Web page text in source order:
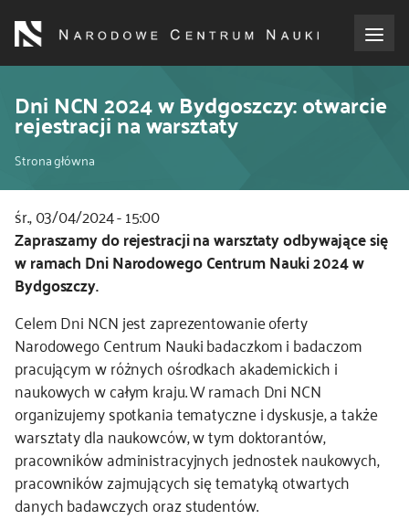
treści
o NCN
dla wnioskodawców
dla realizujących projekty
dla ekspertów
efekty NCN
współpraca międzynarodowa
nagroda NCN
kontakt
Dni NCN 2024 w Bydgoszczy: otwarcie
rejestracji na warsztaty
Ścieżka
nawigacyjna
Strona główna
śr., 03/04/2024 - 15:00
Kod
CSS
i
Zapraszamy do rejestracji na warsztaty odbywające się
w ramach Dni Narodowego Centrum Nauki 2024 w
Bydgoszczy.
Celem Dni NCN jest zaprezentowanie oferty
Narodowego Centrum Nauki badaczkom i badaczom
pracującym w różnych ośrodkach akademickich i
naukowych w całym kraju. W ramach Dni NCN
organizujemy spotkania tematyczne i dyskusje, a także
warsztaty dla naukowców, w tym doktorantów,
pracowników administracyjnych jednostek naukowych,
pracowników zajmujących się tematyką otwartych
danych badawczych oraz studentów.